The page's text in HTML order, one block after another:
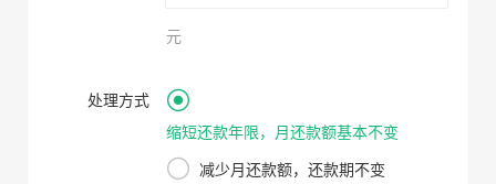
元
处理方式
缩短还款年限，月还款额基本不变
减少月还款额，还款期不变